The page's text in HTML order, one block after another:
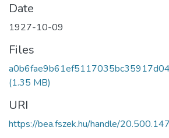
Date
1927-10-09
Files
(1.35 MB)
URI
https://bea.fszek.hu/handle/